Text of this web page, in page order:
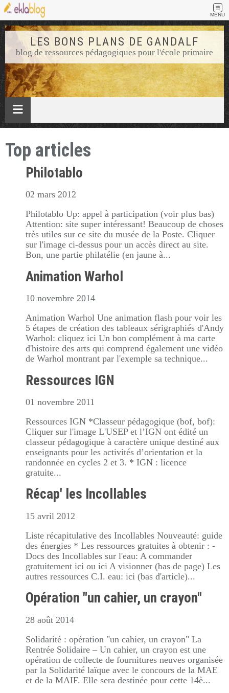
MENU
LES BONS PLANS DE GANDALF
blog de ressources pédagogiques pour l'école primaire
Top articles
Philotablo
02 mars 2012
Philotablo Up: appel à participation (voir plus bas)
Attention: site super intéressant! Beaucoup de choses
très utiles sur ce site du musée de la Poste. Cliquer
sur l'image ci-dessus pour un accès direct au site.
Bon, une partie philatélie (en jaune à...
Animation Warhol
10 novembre 2014
Animation Warhol Une animation flash pour voir les
5 étapes de création des tableaux sérigraphiés d'Andy
Warhol: cliquez ici Un bon complément à ma carte
d'histoire des arts qui comprend également une vidéo
de Warhol montrant par l'exemple sa technique...
Ressources IGN
01 novembre 2011
Ressources IGN *Classeur pédagogique (bof, bof):
Cliquer sur l'image L'USEP et l’IGN ont édité un
classeur pédagogique à caractère unique destiné aux
enseignants pour les activités d’orientation et la
randonnée en cycles 2 et 3. * IGN : licence
gratuite...
Récap' les Incollables
15 avril 2012
Liste récapitulative des Incollables Nouveauté: guide
des énergies * Les ressources gratuites à obtenir : -
Docs des Incollables sur l'eau: A commander
gratuitement ici ou ici A visionner (bas de page) Les
autres ressources C.I. eau: ici (bas d'article)...
Opération "un cahier, un crayon"
28 août 2014
Solidarité : opération "un cahier, un crayon" La
Rentrée Solidaire – Un cahier, un crayon est une
opération de collecte de fournitures neuves organisée
par la Solidarité laïque avec le concours de la MAE
et de la MAIF. Elle sera destinée pour cette 14è...